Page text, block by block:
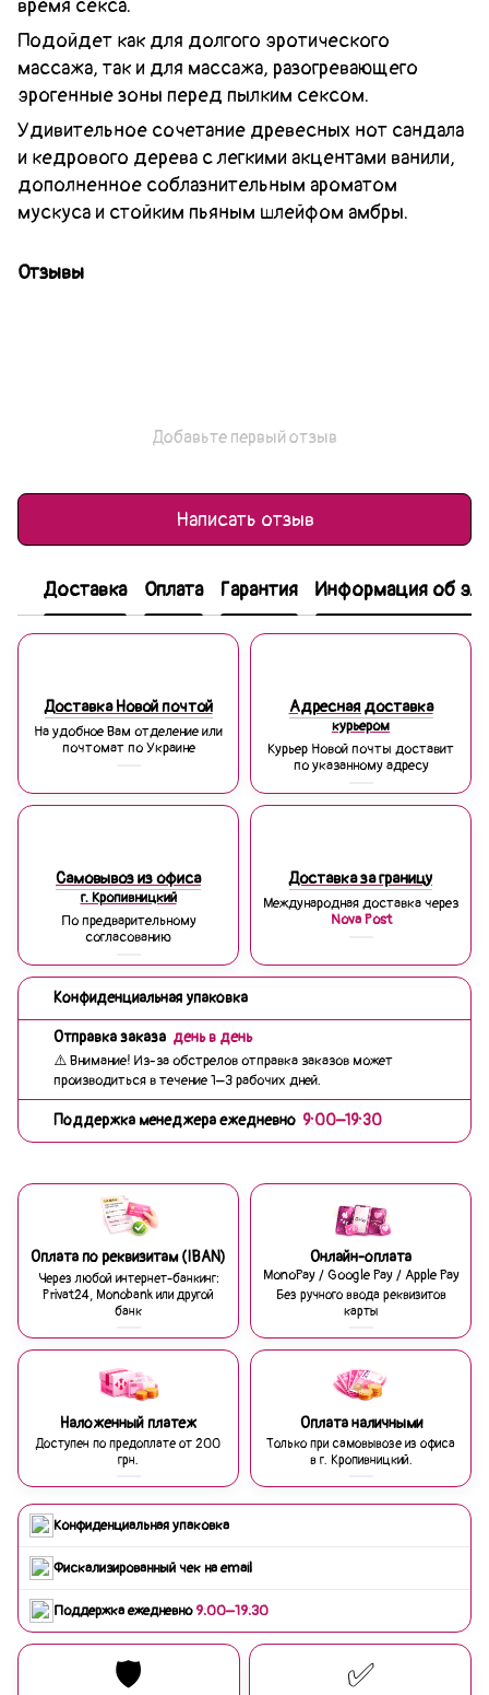
время секса.
Подойдет как для долгого эротического
массажа, так и для массажа, разогревающего
эрогенные зоны перед пылким сексом.
Удивительное сочетание древесных нот сандала
и кедрового дерева с легкими акцентами ванили,
дополненное соблазнительным ароматом
мускуса и стойким пьяным шлейфом амбры.
Отзывы
Добавьте первый отзыв
Написать отзыв
Доставка Оплата Гарантия Информация об
Доставка Новой почтой
На удобное Вам отделение или
почтомат по Украине
Адресная доставка
курьером
Курьер Новой почты доставит
по указанному адресу
Самовывоз из офиса
г. Кропивницкий
По предварительному
согласованию
Доставка за границу
Международная доставка через
Nova Post
Конфиденциальная упаковка
Отправка заказа день в день
⚠️ Внимание! Из-за обстрелов отправка заказов может
производиться в течение 1–3 рабочих дней.
Поддержка менеджера ежедневно 9:00–19:30
Оплата по реквизитам (IBAN)
Через любой интернет-банкинг:
Privat24, Monobank или другой
банк
Онлайн-оплата
MonoPay / Google Pay / Apple Pay
Без ручного ввода реквизитов
карты
Наложенный платеж
Доступен по предоплате от 200
грн.
Оплата наличными
Только при самовывозе из офиса
в г. Кропивницкий.
Конфиденциальная упаковка
Фискализированный чек на email
Поддержка ежедневно9:00–19:30
🛡️ ✅